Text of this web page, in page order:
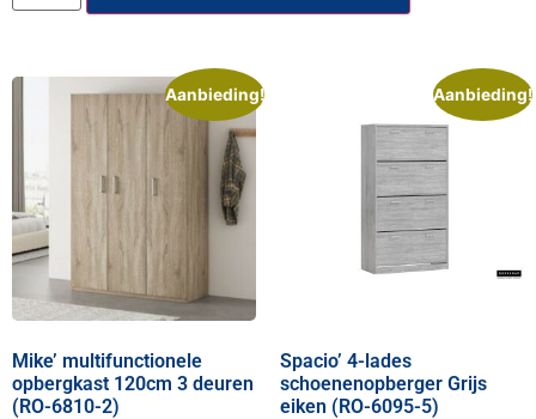
Aanbieding!
Mike’ multifunctionele
opbergkast 120cm 3 deuren
(RO-6810-2)
Aanbieding!
Spacio’ 4-lades
schoenenopberger Grijs
eiken (RO-6095-5)